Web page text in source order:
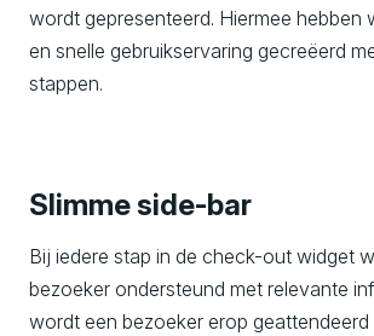
wordt gepresenteerd. Hiermee hebben
en snelle gebruikservaring gecreëerd
stappen.
Slimme side-bar
Bij iedere stap in de check-out widget
bezoeker ondersteund met relevante
wordt een bezoeker erop